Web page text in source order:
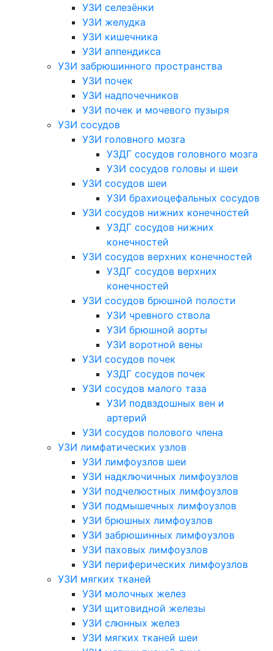
УЗИ селезёнки
УЗИ желудка
УЗИ кишечника
УЗИ аппендикса
УЗИ забрюшинного пространства
УЗИ почек
УЗИ надпочечников
УЗИ почек и мочевого пузыря
УЗИ сосудов
УЗИ головного мозга
УЗДГ сосудов головного мозга
УЗИ сосудов головы и шеи
УЗИ сосудов шеи
УЗИ брахиоцефальных сосудов
УЗИ сосудов нижних конечностей
УЗДГ сосудов нижних
конечностей
УЗИ сосудов верхних конечностей
УЗДГ сосудов верхних
конечностей
УЗИ сосудов брюшной полости
УЗИ чревного ствола
УЗИ брюшной аорты
УЗИ воротной вены
УЗИ сосудов почек
УЗДГ сосудов почек
УЗИ сосудов малого таза
УЗИ подвздошных вен и
артерий
УЗИ сосудов полового члена
УЗИ лимфатических узлов
УЗИ лимфоузлов шеи
УЗИ надключичных лимфоузлов
УЗИ подчелюстных лимфоузлов
УЗИ подмышечных лимфоузлов
УЗИ брюшных лимфоузлов
УЗИ забрюшинных лимфоузлов
УЗИ паховых лимфоузлов
УЗИ периферических лимфоузлов
УЗИ мягких тканей
УЗИ молочных желез
УЗИ щитовидной железы
УЗИ слюнных желез
УЗИ мягких тканей шеи